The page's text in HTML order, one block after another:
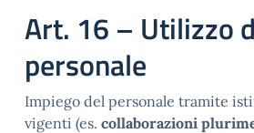
Art. 16 – Utilizzo
personale
Impiego del personale tramite
vigenti (es. collaborazioni